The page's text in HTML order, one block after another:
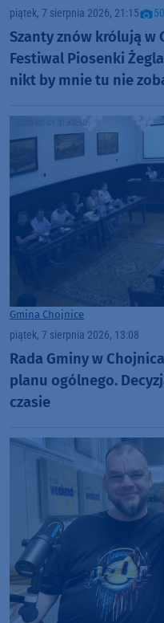
piątek, 7 sierpnia 2026, 21:15 50
Szanty znów królują w
Festiwal Piosenki
nikt by mnie tu nie
Gmina Chojnice
piątek, 7 sierpnia 2026, 13:08
Rada Gminy w
planu ogólnego.
czasie